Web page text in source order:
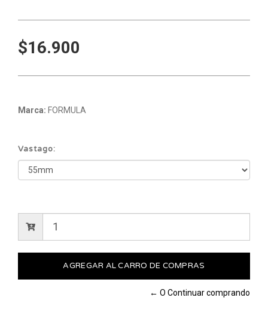
$16.900
Marca: FORMULA
Vastago:
← O Continuar comprando